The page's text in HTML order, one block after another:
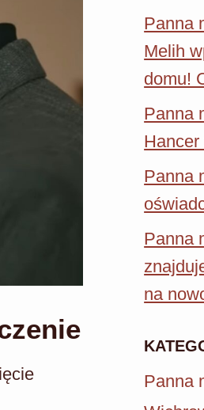
Panna
Melih
domu!
Panna
Hancer
Panna
Panna
na
Panna